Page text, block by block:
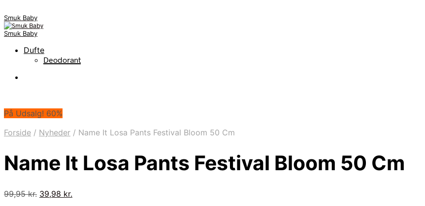
Smuk Baby
Smuk Baby
Dufte
Deodorant
På Udsalg! 60%
Forside / Nyheder / Name It Losa Pants Festival Bloom 50 Cm
Name It Losa Pants Festival Bloom 50 Cm
99,95kr. Den
39,98 kr.